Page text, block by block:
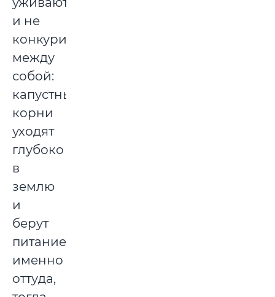
и не
конкурируют
между
собой:
капустные
корни
уходят
глубоко
в
землю
и
берут
питание
именно
оттуда,